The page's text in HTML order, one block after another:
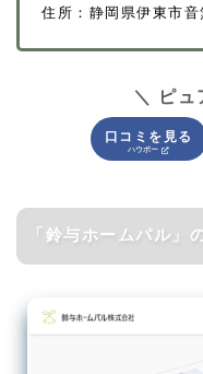
住所：静岡県伊東市
＼ ピュ
口コミを見る
「鈴与ホームパル